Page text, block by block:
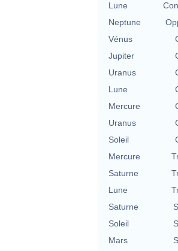
Lune
Neptune
Vénus
Jupiter
Uranus
Lune
Mercure
Uranus
Soleil
Mercure
Saturne
Lune
Saturne
Soleil
Mars